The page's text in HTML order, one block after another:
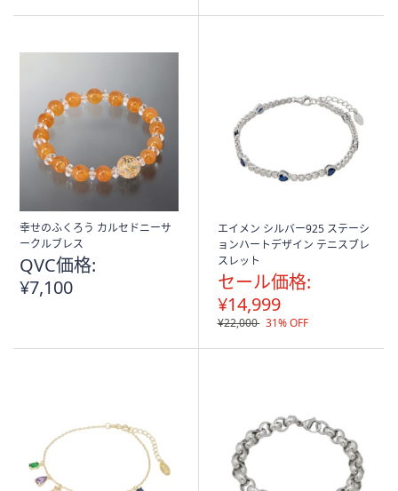
幸せのふくろう カルセドニーサ
ークルブレス
QVC価格:
¥7,100
エイメン シルバー925 ステーシ
ョンハートデザイン テニスブレ
スレット
セール価格:
¥14,999
¥22,000 31% OFF